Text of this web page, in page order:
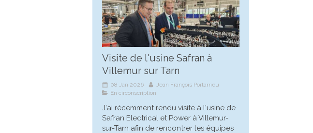
Visite de l'usine Safran à
Villemur sur Tarn
08 Jan 2026
Jean François Portarrieu
En circonscription
J'ai récemment rendu visite à l'usine de
Safran Electrical et Power à Villemur-
sur-Tarn afin de rencontrer les équipes